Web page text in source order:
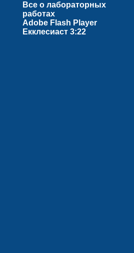
Все о лабораторных
работах
Adobe Flash Player
Екклесиаст 3:22